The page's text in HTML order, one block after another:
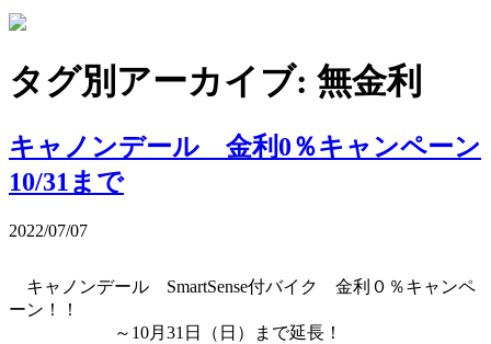
タグ別アーカイブ: 無金利
キャノンデール 金利0％キャンペーン
10/31まで
2022/07/07
キャノンデール SmartSense付バイク 金利０％キャンペ
ーン！！
～10月31日（日）まで延長！